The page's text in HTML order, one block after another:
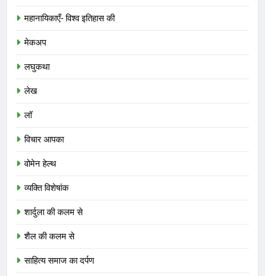
महानायिकाएँ- विश्व इतिहास की
मेकअप
लघुकथा
लेख
लॉ
विचार आपका
वोमेन हेल्थ
व्यक्ति विशेषांक
शार्दुला की कलम से
शैल की कलम से
साहित्य समाज का दर्पण